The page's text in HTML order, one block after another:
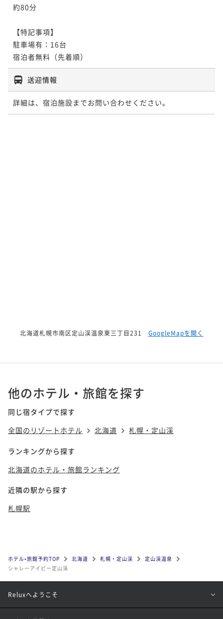
約80分
【特記事項】
駐車場有：16台
宿泊者無料（先着順）
送迎情報
詳細は、宿泊施設までお問い合わせください。
北海道札幌市南区定山渓温泉東三丁目231 GoogleMapを開く
他のホテル・旅館を探す
同じ宿タイプで探す
全国のリゾートホテル
北海道 札幌・定山渓
ランキングから探す
北海道のホテル・旅館ランキング
近隣の駅から探す
札幌駅
ホテル•旅館予約TOP 北海道 札幌・定山渓
定山渓温泉
シャレーアイビー定山渓
Reluxへようこそ